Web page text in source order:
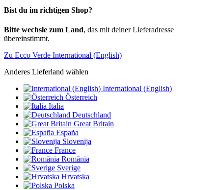
Bist du im richtigen Shop?
Bitte wechsle zum Land, das mit deiner Lieferadresse
übereinstimmt.
Zu Ecco Verde International (English)
Anderes Lieferland wählen
International (English)
Österreich
Italia
Deutschland
Great Britain
España
Slovenija
France
România
Sverige
Hrvatska
Polska